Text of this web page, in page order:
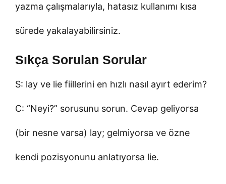
yazma çalışmalarıyla, hatasız kullanımı kısa
sürede yakalayabilirsiniz.
Sıkça Sorulan Sorular
S: lay ve lie fiillerini en hızlı nasıl ayırt ederim?
C: “Neyi?” sorusunu sorun. Cevap geliyorsa
(bir nesne varsa) lay; gelmiyorsa ve özne
kendi pozisyonunu anlatıyorsa lie.